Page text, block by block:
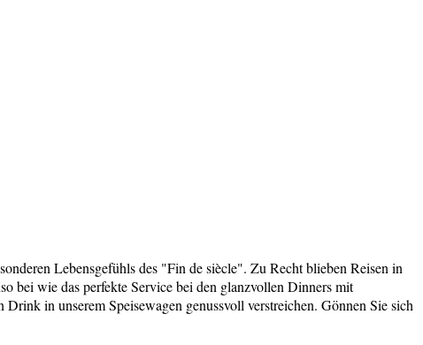
Lebensgefühls des "Fin de siècle". Zu Recht blieben Reisen in
bei wie das perfekte Service bei den glanzvollen Dinners mit
in unserem Speisewagen genussvoll verstreichen. Gönnen Sie sich